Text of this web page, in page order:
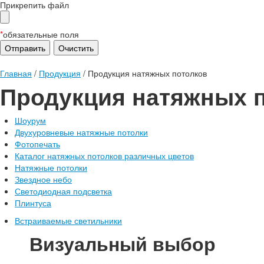
Прикрепить файл
*обязательные поля
Главная / Продукция / Продукция натяжных потолков
Продукция натяжных
Шоурум
Двухуровневые натяжные потолки
Фотопечать
Каталог натяжных потолков различных цветов
Натяжные потолки
Звездное небо
Светодиодная подсветка
Плинтуса
Встраиваемые светильники
Визуальный выбор